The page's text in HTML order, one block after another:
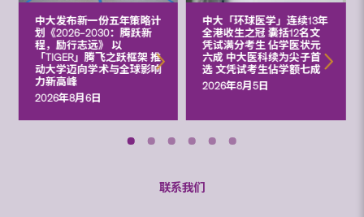
中大发布新一份五年策略计
划《2026‒2030：腾跃新
程，励行志远》 以
「TIGER」腾飞之跃框架 推
动大学迈向学术与全球影响
力新高峰
2026年8月6日
中大「环球医学」连续13年
全港收生之冠 囊括12名文
凭试满分考生 佔学医状元
六成 中大医科续为尖子首
选 文凭试考生佔学额七成
2026年8月5日
联系我们